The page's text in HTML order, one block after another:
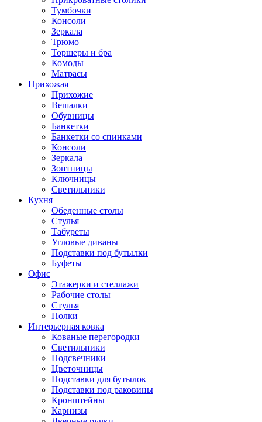
Тумбочки
Консоли
Зеркала
Трюмо
Торшеры и бра
Комоды
Матрасы
Прихожая
Прихожие
Вешалки
Обувницы
Банкетки
Банкетки со спинками
Консоли
Зеркала
Зонтницы
Ключницы
Светильники
Кухня
Обеденные столы
Стулья
Табуреты
Угловые диваны
Подставки под бутылки
Буфеты
Офис
Этажерки и стеллажи
Рабочие столы
Стулья
Полки
Интерьерная ковка
Кованые перегородки
Светильники
Подсвечники
Цветочницы
Подставки для бутылок
Подставки под раковины
Кронштейны
Карнизы